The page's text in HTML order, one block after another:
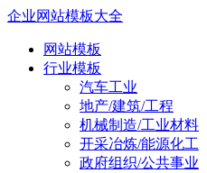
企业网站模板大全
网站模板
行业模板
汽车工业
地产/建筑/工程
机械制造/工业材料
开采冶炼/能源化工
政府组织/公共事业